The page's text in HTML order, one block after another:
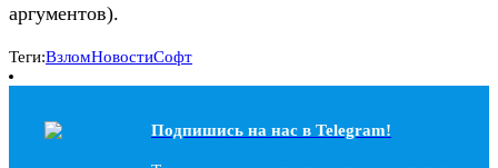
аргументов).
Теги:ВзломНовостиСофт
Подпишись на наc в Telegram!